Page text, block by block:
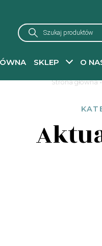
Wyszukiwarka
produktów
SKLEP O
Strona główna